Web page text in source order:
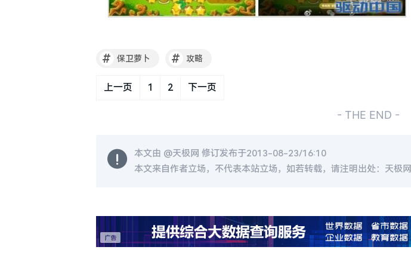
# 保卫萝卜 # 攻略
上一页 1 2 下一页
- THE END -
本文由 @天极网 修订发布于2013-08-23/16:10
本文来自作者立场，不代表本站立场，如若转载，请注明出处：天极网